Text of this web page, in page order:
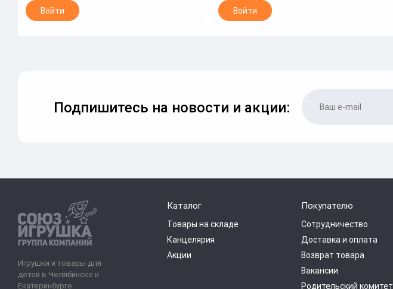
Войти Войти
Подпишитесь на новости и акции:
Игрушки и товары для
детей в Челябинске и
Екатеринбурге
Каталог
Товары на складе
Канцелярия
Акции
Покупателю
Сотрудничество
Доставка и оплата
Возврат товара
Вакансии
Родительский комитет